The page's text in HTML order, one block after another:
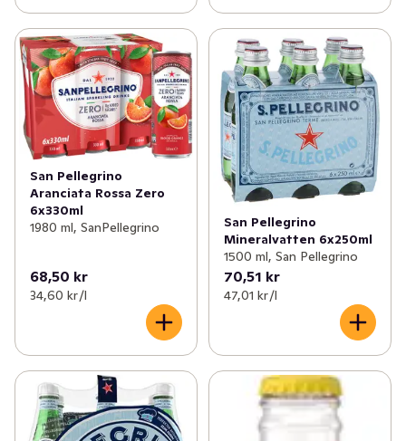
San Pellegrino
Aranciata Rossa Zero
6x330ml
1980 ml, SanPellegrino
68,50 kr
34,60 kr /l
San Pellegrino
Mineralvatten 6x250ml
1500 ml, San Pellegrino
70,51 kr
47,01 kr /l